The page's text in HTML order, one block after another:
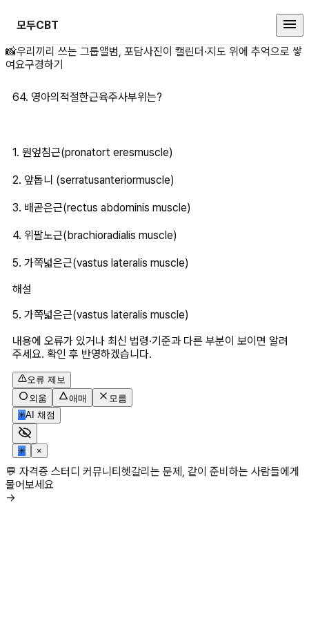
모두CBT
64. 영아의적절한근육주사부위는
📸우리끼리 쓰는 그룹앨범, 포담사진이 캘린더·지도 위에 추억으로 쌓
여요구경하기
64. 영아의적절한근육주사부위는?
1. 원엎침근(pronatort eresmuscle)
2. 앞톱니 (serratusanteriormuscle)
3. 배곧은근(rectus abdominis muscle)
4. 위팔노근(brachioradialis muscle)
5. 가쪽넓은근(vastus lateralis muscle)
해설
5. 가쪽넓은근(vastus lateralis muscle)
내용에 오류가 있거나 최신 법령·기준과 다른 부분이 보이면 알려
주세요. 확인 후 반영하겠습니다.
오류 제보
외움
애매
모름
✳AI 채점
✳ ×
💬 자격증 스터디 커뮤니티헷갈리는 문제, 같이 준비하는 사람들에게
물어보세요
→